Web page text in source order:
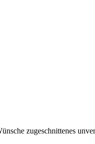
zugeschnittenes